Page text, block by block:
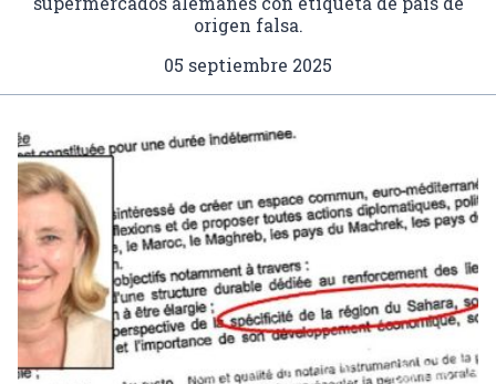
origen falsa.
05 septiembre 2025